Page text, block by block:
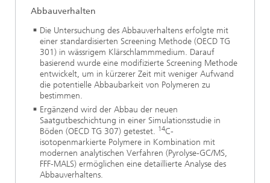
Abbauverhalten
Die Untersuchung des Abbauverhaltens erfolgte mit
einer standardisierten Screening Methode (OECD TG
301) in wässrigem Klärschlammmedium. Darauf
basierend wurde eine modifizierte Screening Methode
entwickelt, um in kürzerer Zeit mit weniger Aufwand
die potentielle Abbaubarkeit von Polymeren zu
bestimmen.
Ergänzend wird der Abbau der neuen
Saatgutbeschichtung in einer Simulationsstudie in
Böden (OECD TG 307) getestet. 14C-
isotopenmarkierte Polymere in Kombination mit
modernen analytischen Verfahren (Pyrolyse-GC/MS,
FFF-MALS) ermöglichen eine detaillierte Analyse des
Abbauverhaltens.